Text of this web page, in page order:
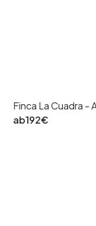
Finca La Cuadra -
ab192€